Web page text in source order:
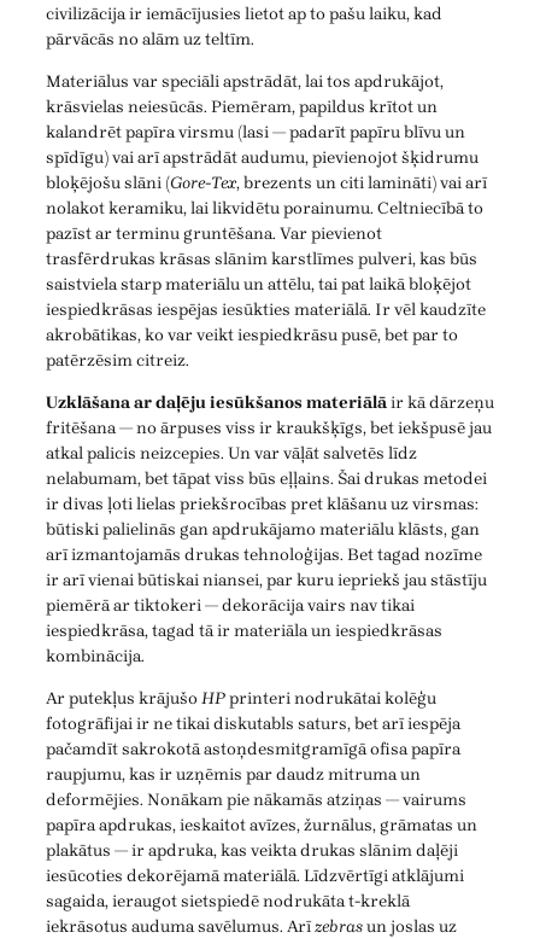
civilizācija ir iemācījusies lietot ap to pašu laiku, kad
pārvācās no alām uz teltīm.
Materiālus var speciāli apstrādāt, lai tos apdrukājot,
krāsvielas neiesūcās. Piemēram, papildus krītot un
kalandrēt papīra virsmu (lasi — padarīt papīru blīvu un
spīdīgu) vai arī apstrādāt audumu, pievienojot šķidrumu
bloķējošu slāni (Gore-Tex, brezents un citi lamināti) vai arī
nolakot keramiku, lai likvidētu porainumu. Celtniecībā to
pazīst ar terminu gruntēšana. Var pievienot
trasfērdrukas krāsas slānim karstlīmes pulveri, kas būs
saistviela starp materiālu un attēlu, tai pat laikā bloķējot
iespiedkrāsas iespējas iesūkties materiālā. Ir vēl kaudzīte
akrobātikas, ko var veikt iespiedkrāsu pusē, bet par to
patērzēsim citreiz.
Uzklāšana ar daļēju iesūkšanos materiālāir kā dārzeņu
fritēšana — no ārpuses viss ir kraukšķīgs, bet iekšpusē jau
atkal palicis neizcepies. Un var vāļāt salvetēs līdz
nelabumam, bet tāpat viss būs eļļains. Šai drukas metodei
ir divas ļoti lielas priekšrocības pret klāšanu uz virsmas:
būtiski palielinās gan apdrukājamo materiālu klāsts, gan
arī izmantojamās drukas tehnoloģijas. Bet tagad nozīme
ir arī vienai būtiskai niansei, par kuru iepriekš jau stāstīju
piemērā ar tiktokeri — dekorācija vairs nav tikai
iespiedkrāsa, tagad tā ir materiāla un iespiedkrāsas
kombinācija.
Ar putekļus krājušoHPprinteri nodrukātai kolēģu
fotogrāfijai ir ne tikai diskutabls saturs, bet arī iespēja
pačamdīt sakrokotā astoņdesmitgramīgā ofisa papīra
raupjumu, kas ir uzņēmis par daudz mitruma un
deformējies. Nonākam pie nākamās atziņas — vairums
papīra apdrukas, ieskaitot avīzes, žurnālus, grāmatas un
plakātus — ir apdruka, kas veikta drukas slānim daļēji
iesūcoties dekorējamā materiālā. Līdzvērtīgi atklājumi
sagaida, ieraugot sietspiedē nodrukāta t-kreklā
iekrāsotus auduma savēlumus. Arīzebrasun joslas uz